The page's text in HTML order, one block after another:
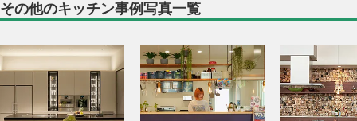
その他のキッチン事例写真一覧